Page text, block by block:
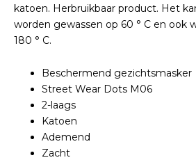
katoen. Herbruikbaar product. Het
worden gewassen op 60 ° C en ook
180 ° C.
Beschermend gezichtsmasker
Street Wear Dots M06
2-laags
Katoen
Ademend
Zacht